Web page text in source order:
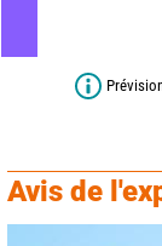
Avis de